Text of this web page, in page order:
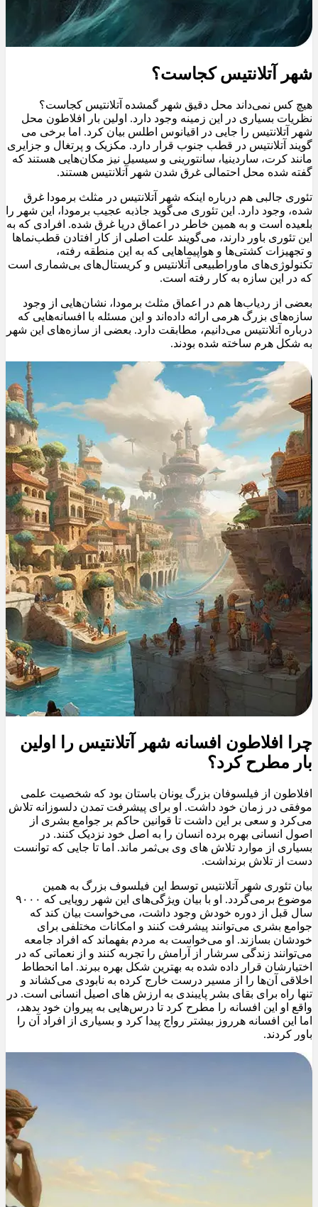
شهر آتلانتیس کجاست؟
هیچ کس نمی‌داند محل دقیق شهر گمشده آتلانتیس کجاست؟
نظریات بسیاری در این زمینه وجود دارد. اولین بار افلاطون محل
شهر آتلانتیس را جایی در اقیانوس اطلس بیان کرد. اما برخی می
گویند آتلانتیس در قطب جنوب قرار دارد. مکزیک و پرتغال و جزایری
مانند کرت، ساردینیا، سانتورینی و سیسیل نیز مکان‌هایی هستند که
گفته شده محل احتمالی غرق شدن شهر آتلانتیس هستند.
تئوری جالبی هم درباره اینکه شهر آتلانتیس در مثلث برمودا غرق
شده، وجود دارد. این تئوری می‌گوید جاذبه عجیب برمودا، این شهر را
بلعیده است و به همین خاطر در اعماق دریا غرق شده. افرادی که به
این تئوری باور دارند، می‌گویند علت اصلی از کار افتادن قطب‌نماها
و تجهیزات کشتی‌ها و هواپیماهایی که به این منطقه رفته،
تکنولوژی‌های ماوراطبیعی آتلانتیس و کریستال‌های بی‌شماری است
که در این سازه به کار رفته است.
بعضی از ردیاب‌ها هم در اعماق مثلث برمودا، نشان‌هایی از وجود
سازه‌های بزرگ هرمی ارائه داده‌اند و این مسئله با افسانه‌هایی که
درباره آتلانتیس می‌دانیم، مطابقت دارد. بعضی از سازه‌های این شهر
به شکل هرم ساخته شده بودند.
چرا افلاطون افسانه شهر آتلانتیس را اولین
بار مطرح کرد؟
افلاطون از فیلسوفان بزرگ یونان باستان بود که شخصیت علمی
موفقی در زمان خود داشت. او برای پیشرفت تمدن دلسوزانه تلاش
می‌کرد و سعی بر این داشت تا قوانین حاکم بر جوامع بشری از
اصول انسانی بهره برده انسان را به اصل خود نزدیک کنند. در
بسیاری از موارد تلاش های وی بی‌ثمر ماند. اما تا جایی که توانست
دست از تلاش برنداشت.
بیان تئوری شهر آتلانتیس توسط این فیلسوف بزرگ به همین
موضوع برمی‌گردد. او با بیان ویژگی‌های این شهر رویایی که ۹۰۰۰
سال قبل از دوره خودش وجود داشت، می‌خواست بیان کند که
جوامع بشری می‌توانند پیشرفت کنند و امکانات مختلفی برای
خودشان بسازند. او می‌خواست به مردم بفهماند که افراد جامعه
می‌توانند زندگی سرشار از آرامش را تجربه کنند و از نعماتی که در
اختیارشان قرار داده شده به بهترین شکل بهره ببرند. اما انحطاط
اخلاقی آن‌ها را از مسیر درست خارج کرده به نابودی می‌کشاند و
تنها راه برای بقای بشر پایبندی به ارزش های اصیل انسانی است. در
واقع او این افسانه را مطرح کرد تا درس‌هایی به پیروان خود بدهد،
اما این افسانه هرروز بیشتر رواج پیدا کرد و بسیاری از افراد آن را
باور کردند.